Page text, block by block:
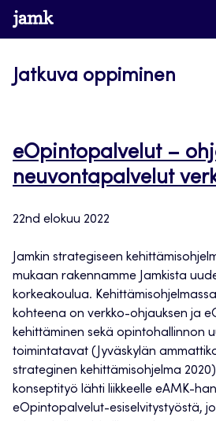
Siirry
suoraan
www.jamk.fi
Jatkuva oppiminen
eOpintopalvelut –
neuvontapalvelut
22nd elokuu 2022
Jamkin strategiseen
mukaan rakennamme Jamkista
korkeakoulua.
kohteena on verkko-ohjauksen ja
kehittäminen sekä opintohallinnon
toimintatavat (Jyväskylän
strateginen kehittämisohjelma
konseptityö lähti liikkeelle eAMK-
eOpintopalvelut-esiselvitystyöstä,